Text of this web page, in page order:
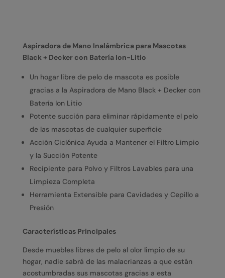
Aspiradora de Mano Inalámbrica para Mascotas
Black + Decker con Batería Ion-Litio
Un hogar libre de pelo de mascota es posible
gracias a la Aspiradora de Mano Black + Decker con
Batería Ion Litio
Potente succión para eliminar rápidamente el pelo
de las mascotas de cualquier superficie
Acción Ciclónica Ayuda a Mantener el Filtro Limpio
y la Succión Potente
Recipiente para Polvo y Filtros Lavables para una
Limpieza Completa
Herramienta Extensible para Cavidades y Cepillo a
Presión
Características Principales
Desde muebles libres de pelo al olor limpio de su
hogar, nadie sabrá de las malacrianzas a que están
acostumbradas sus mascotas gracias a esta